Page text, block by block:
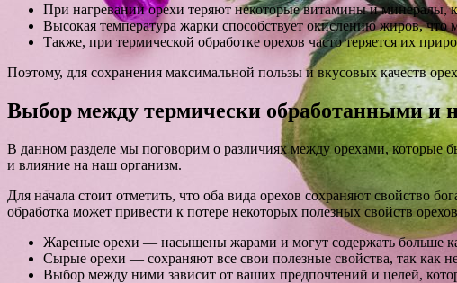
При нагревании орехи теряют некоторые витамины и минералы,
Высокая температура жарки способствует окислению жиров,
Также, при термической обработке орехов часто теряется их
Поэтому, для сохранения максимальной пользы и вкусовых качеств
Выбор между термически обработанными и
В данном разделе мы поговорим о различиях между орехами, которые
и влияние на наш организм.
Для начала стоит отметить, что оба вида орехов сохраняют свойство
обработка может привести к потере некоторых полезных свойств
Жареные орехи — насыщены жарами и могут содержать больше
Сырые орехи — сохраняют все свои полезные свойства, так как
Выбор между ними зависит от ваших предпочтений и целей,